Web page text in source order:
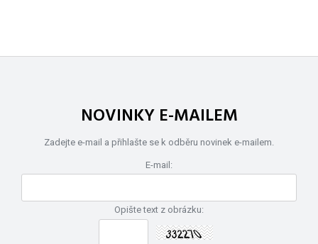
NOVINKY E-MAILEM
Zadejte e-mail a přihlašte se k odběru novinek e-mailem.
E-mail:
Opište text z obrázku: